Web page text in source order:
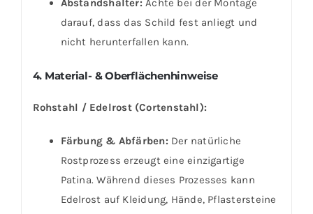
Abstandshalter: Achte bei der Montage
darauf, dass das Schild fest anliegt und
nicht herunterfallen kann.
4. Material- & Oberflächenhinweise
Rohstahl / Edelrost (Cortenstahl):
Färbung & Abfärben: Der natürliche
Rostprozess erzeugt eine einzigartige
Patina. Während dieses Prozesses kann
Edelrost auf Kleidung, Hände, Pflastersteine